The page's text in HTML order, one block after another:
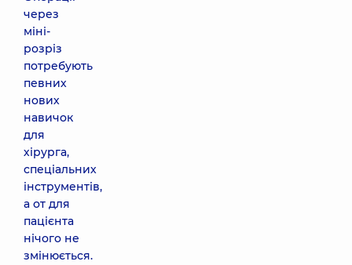
через
міні-
розріз
потребують
певних
нових
навичок
для
хірурга,
спеціальних
інструментів,
а от для
пацієнта
нічого не
змінюється.